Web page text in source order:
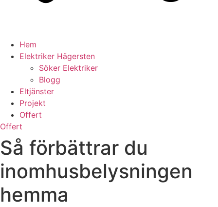
Hem
Elektriker Hägersten
Söker Elektriker
Blogg
Eltjänster
Projekt
Offert
Offert
Så förbättrar du
inomhusbelysningen
hemma